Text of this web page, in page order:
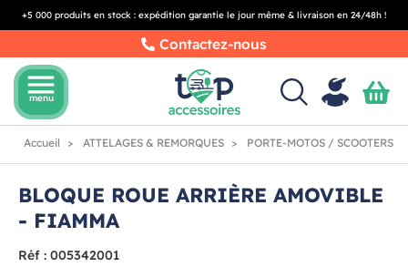
+5 000 produits en stock : expédition garantie le jour même & livraison en 24/48h !
Contactez-nous
menu
menu
Accueil ATTELAGES & REMORQUES PORTE-MOTOS / SCOOTERS
BLOQUE ROUE ARRIÈRE AMOVIBLE
- FIAMMA
Réf : 005342001